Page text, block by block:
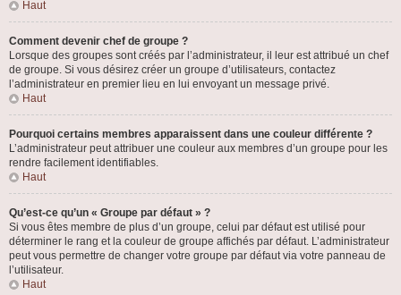
Haut
Comment devenir chef de groupe ?
Lorsque des groupes sont créés par l’administrateur, il leur est attribué un chef
de groupe. Si vous désirez créer un groupe d’utilisateurs, contactez
l’administrateur en premier lieu en lui envoyant un message privé.
Haut
Pourquoi certains membres apparaissent dans une couleur différente ?
L’administrateur peut attribuer une couleur aux membres d’un groupe pour les
rendre facilement identifiables.
Haut
Qu’est-ce qu’un « Groupe par défaut » ?
Si vous êtes membre de plus d’un groupe, celui par défaut est utilisé pour
déterminer le rang et la couleur de groupe affichés par défaut. L’administrateur
peut vous permettre de changer votre groupe par défaut via votre panneau de
l’utilisateur.
Haut